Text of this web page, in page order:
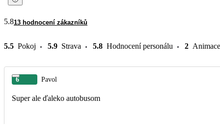
5.813 hodnocení zákazníků
5.5 Pokoj 5.9 Strava 5.8 Hodnocení personálu 2 Animace
6 Pavol
Super ale ďaleko autobusom